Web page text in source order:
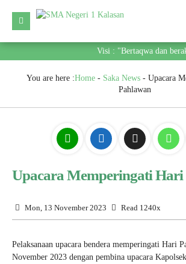
Visi : "Bertaqwa dan
You are here :Home - Saka News - Upacara
Pahlawan
Upacara Memperingati Hari
Mon, 13 November 2023 Read 1240x
Pelaksanaan upacara bendera memperingati Hari
November 2023 dengan pembina upacara